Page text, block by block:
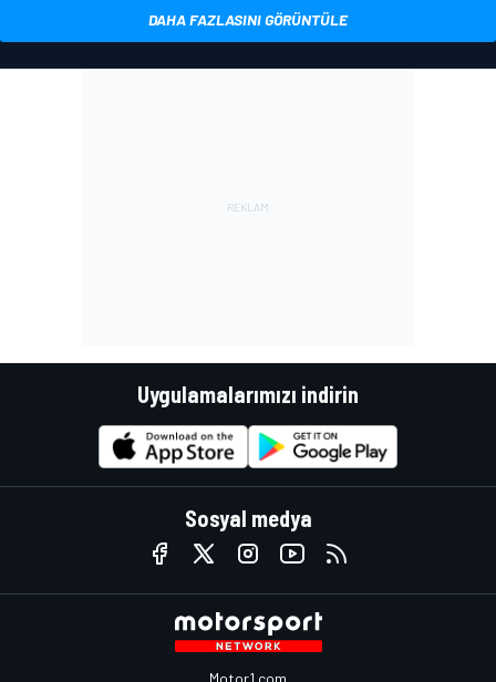
DAHA FAZLASINI GÖRÜNTÜLE
Uygulamalarımızı indirin
Sosyal medya
Motor1.com